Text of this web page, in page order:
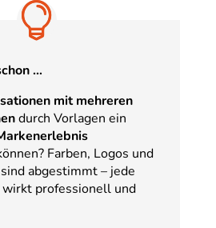
…
mit mehreren
durch Vorlagen ein
Farben, Logos und
abgestimmt – jede
professionell und